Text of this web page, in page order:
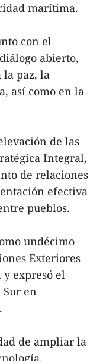
marítima.
con el
abierto,
la paz, la
así como en la
de las
Integral,
de relaciones
efectiva
pueblos.
undécimo
Exteriores
expresó el
en
de ampliar la